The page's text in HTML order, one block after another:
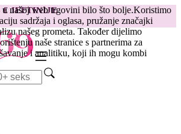
našoj web trgovini bilo što bolje.Koristimo
sadržaja i oglasa, pružanje značajki
našeg prometa. Također dijelimo
naše stranice s partnerima za
i analitiku, koji ih mogu kombi
€ JEFTINIJE